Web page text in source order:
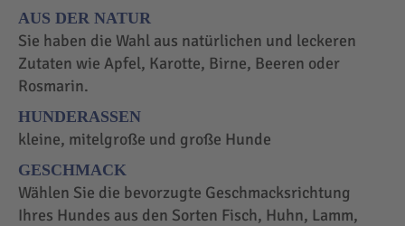
AUS DER NATUR
Sie haben die Wahl aus natürlichen und leckeren
Zutaten wie Apfel, Karotte, Birne, Beeren oder
Rosmarin.
HUNDERASSEN
kleine, mitelgroße und große Hunde
GESCHMACK
Wählen Sie die bevorzugte Geschmacksrichtung
Ihres Hundes aus den Sorten Fisch, Huhn, Lamm,